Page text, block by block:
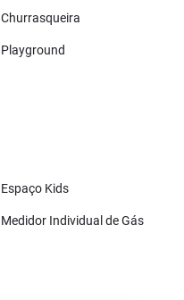
Churrasqueira
Playground
Espaço Kids
Medidor Individual de Gás